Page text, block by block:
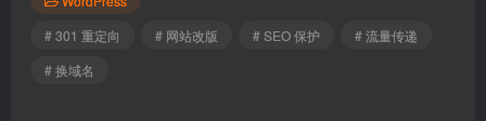
# 301 重定向
# 网站改版 # SEO 保护
# 流量传递
# 换域名